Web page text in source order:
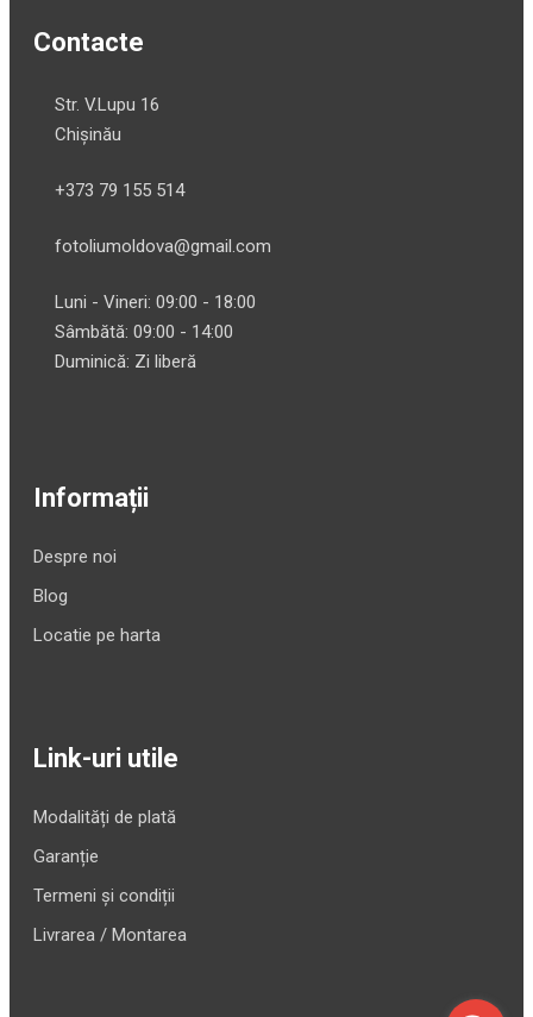
Contacte
Str. V.Lupu 16
Chișinău
+373 79 155 514
fotoliumoldova@gmail.com
Luni - Vineri: 09:00 - 18:00
Sâmbătă: 09:00 - 14:00
Duminică: Zi liberă
Informații
Despre noi
Blog
Locatie pe harta
Link-uri utile
Modalități de plată
Garanție
Termeni și condiții
Livrarea / Montarea